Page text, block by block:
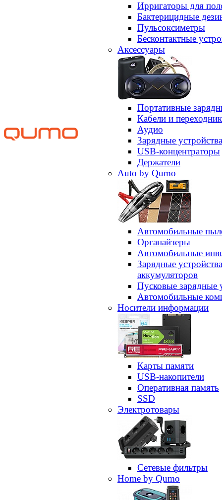
Ирригаторы для
Бактерицидные
Пульсоксиметры
Бесконтактные
Аксессуары
Портативные
Кабели и
Аудио
Зарядные устройства
USB-концентраторы
Держатели
Auto by Qumo
Автомобильные
Органайзеры
Автомобильные
Зарядные
аккумуляторов
Пусковые зарядные
Автомобильные
Носители информации
Карты памяти
USB-накопители
Оперативная память
SSD
Электротовары
Сетевые фильтры
Home by Qumo